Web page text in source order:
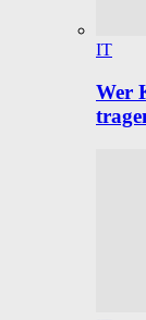
IT
Wer